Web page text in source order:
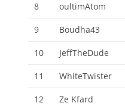
8 oultimAtom
9 Boudha43
10 JeffTheDude
11 WhiteTwister
12 Ze Kfard